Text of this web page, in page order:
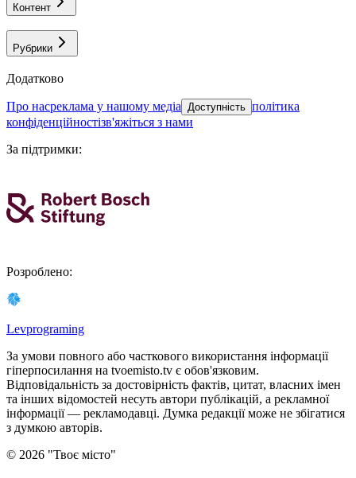
Контент
Рубрики
Додатково
про насреклама у нашому медіа Доступність політика
конфіденційностізв'яжіться з нами
За підтримки:
Розроблено:
Levprograming
За умови повного або часткового використання iнформацiї
гіперпосилання на tvoemisto.tv є обов'язковим.
Відповідальність за достовірність фактів, цитат, власних імен
та інших відомостей несуть автори публікацій, а рекламної
інформації — рекламодавці. Думка редакцiї може не збiгатися
з думкою авторiв.
© 2026 "Твоє місто"